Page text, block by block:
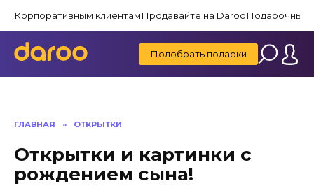
содержанию
Корпоративным клиентамПродавайте на DarooПодарочные
Подобрать подарки
ГЛАВНАЯ » ОТКРЫТКИ
Открытки и картинки с
рождением сына!